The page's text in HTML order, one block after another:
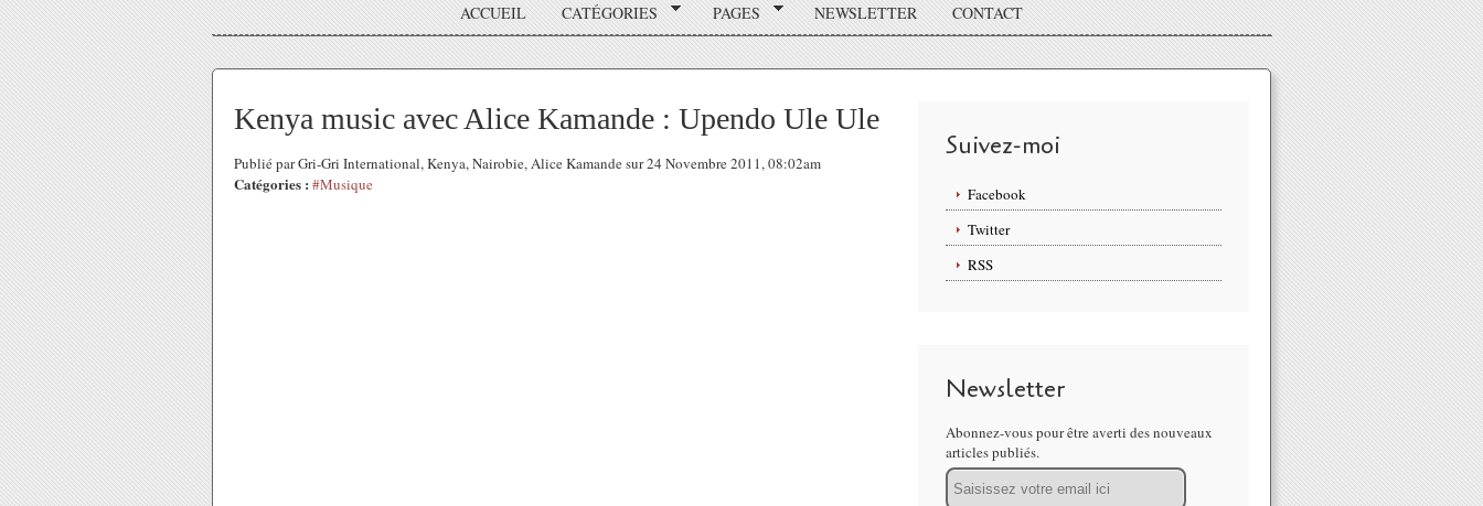
ACCUEIL CATÉGORIES PAGES NEWSLETTER CONTACT
Kenya music avec Alice Kamande : Upendo Ule Ule
Publié par Gri-Gri International, Kenya, Nairobie, Alice Kamande sur 24 Novembre 2011, 08:02am
Catégories : #Musique
Suivez-moi
Facebook
Twitter
RSS
Newsletter
Abonnez-vous pour être averti des nouveaux
articles publiés.
Email